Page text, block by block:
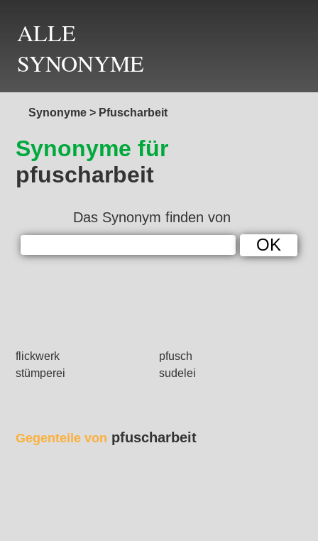
ALLE
SYNONYME
Synonyme > Pfuscharbeit
Synonyme für
pfuscharbeit
Das Synonym finden von
flickwerk
pfusch
stümperei
sudelei
Gegenteile von pfuscharbeit